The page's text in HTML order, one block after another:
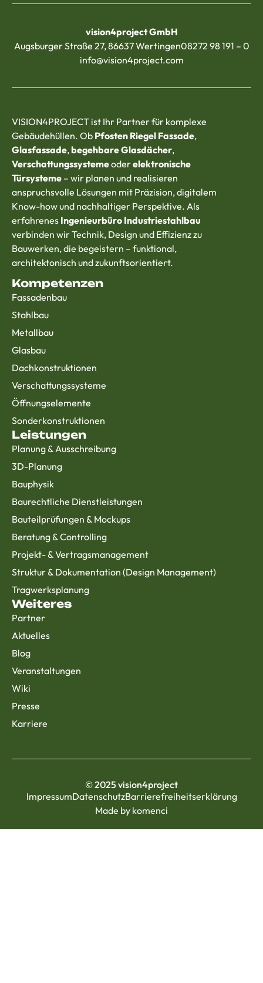
vision4project GmbH
Augsburger Straße 27, 86637 Wertingen08272 98 191 – 0
info@vision4project.com
VISION4PROJECT ist Ihr Partner für komplexe
Gebäudehüllen. Ob Pfosten Riegel Fassade,
Glasfassade,begehbare Glasdächer,
Verschattungssystemeoderelektronische
Türsysteme – wir planen und realisieren
anspruchsvolle Lösungen mit Präzision, digitalem
Know-how und nachhaltiger Perspektive. Als
erfahrenes Ingenieurbüro Industriestahlbau
verbinden wir Technik, Design und Effizienz zu
Bauwerken, die begeistern – funktional,
architektonisch und zukunftsorientiert.
Kompetenzen
Fassadenbau
Stahlbau
Metallbau
Glasbau
Dachkonstruktionen
Verschattungssysteme
Öffnungselemente
Sonderkonstruktionen
Leistungen
Planung & Ausschreibung
3D-Planung
Bauphysik
Baurechtliche Dienstleistungen
Bauteilprüfungen & Mockups
Beratung & Controlling
Projekt- & Vertragsmanagement
Struktur & Dokumentation (Design Management)
Tragwerksplanung
Weiteres
Partner
Aktuelles
Blog
Veranstaltungen
Wiki
Presse
Karriere
© 2025 vision4project
ImpressumDatenschutzBarrierefreiheitserklärung
Made by komenci